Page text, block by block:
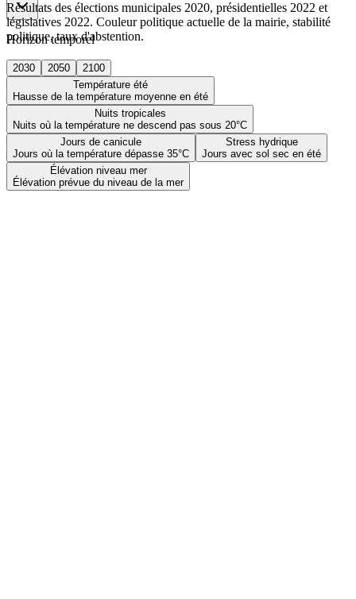
Horizon temporel
2030 2050
2100
Température été
Hausse de la température moyenne en été
Nuits tropicales
Nuits où la température ne descend pas sous 20°C
Jours de canicule
Jours où la température dépasse 35°C
Stress hydrique
Jours avec sol sec en été
Élévation niveau mer
Élévation prévue du niveau de la mer
Résultats des élections municipales 2020, présidentielles 2022 et
législatives 2022. Couleur politique actuelle de la mairie, stabilité
politique, taux d'abstention.